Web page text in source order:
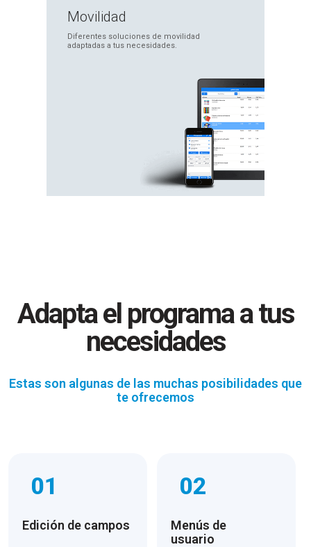
Movilidad
Diferentes soluciones de movilidad
adaptadas a tus necesidades.
Adapta el programa a tus
necesidades
Estas son algunas de las muchas posibilidades que
te ofrecemos
01
Edición de campos
02
Menús de
usuario